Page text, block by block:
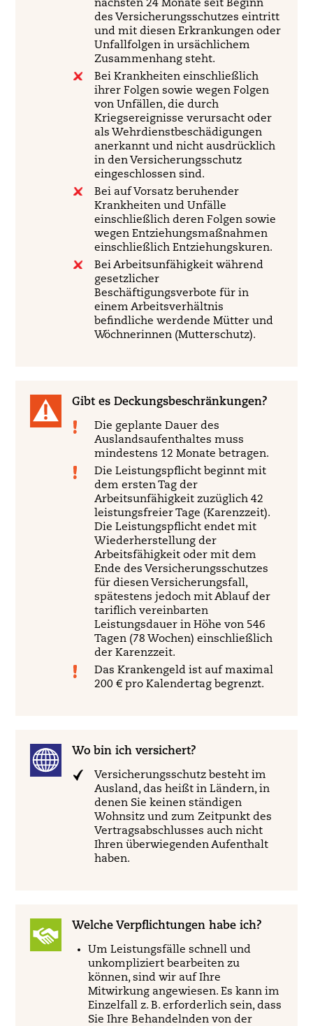
nächsten 24 Monate seit Beginn
des Versicherungsschutzes eintritt
und mit diesen Erkrankungen oder
Unfallfolgen in ursächlichem
Zusammenhang steht.
Bei Krankheiten einschließlich
ihrer Folgen sowie wegen Folgen
von Unfällen, die durch
Kriegsereignisse verursacht oder
als Wehrdienstbeschädigungen
anerkannt und nicht ausdrücklich
in den Versicherungsschutz
eingeschlossen sind.
Bei auf Vorsatz beruhender
Krankheiten und Unfälle
einschließlich deren Folgen sowie
wegen Entziehungsmaßnahmen
einschließlich Entziehungskuren.
Bei Arbeitsunfähigkeit während
gesetzlicher
Beschäftigungsverbote für in
einem Arbeitsverhältnis
befindliche werdende Mütter und
Wöchnerinnen (Mutterschutz).
Gibt es Deckungsbeschränkungen?
Die geplante Dauer des
Auslandsaufenthaltes muss
mindestens 12 Monate betragen.
Die Leistungspflicht beginnt mit
dem ersten Tag der
Arbeitsunfähigkeit zuzüglich 42
leistungsfreier Tage (Karenzzeit).
Die Leistungspflicht endet mit
Wiederherstellung der
Arbeitsfähigkeit oder mit dem
Ende des Versicherungsschutzes
für diesen Versicherungsfall,
spätestens jedoch mit Ablauf der
tariflich vereinbarten
Leistungsdauer in Höhe von 546
Tagen (78 Wochen) einschließlich
der Karenzzeit.
Das Krankengeld ist auf maximal
200 € pro Kalendertag begrenzt.
Wo bin ich versichert?
Versicherungsschutz besteht im
Ausland, das heißt in Ländern, in
denen Sie keinen ständigen
Wohnsitz und zum Zeitpunkt des
Vertragsabschlusses auch nicht
Ihren überwiegenden Aufenthalt
haben.
Welche Verpflichtungen habe ich?
Um Leistungsfälle schnell und
unkompliziert bearbeiten zu
können, sind wir auf Ihre
Mitwirkung angewiesen. Es kann im
Einzelfall z. B. erforderlich sein, dass
Sie Ihre Behandelnden von der